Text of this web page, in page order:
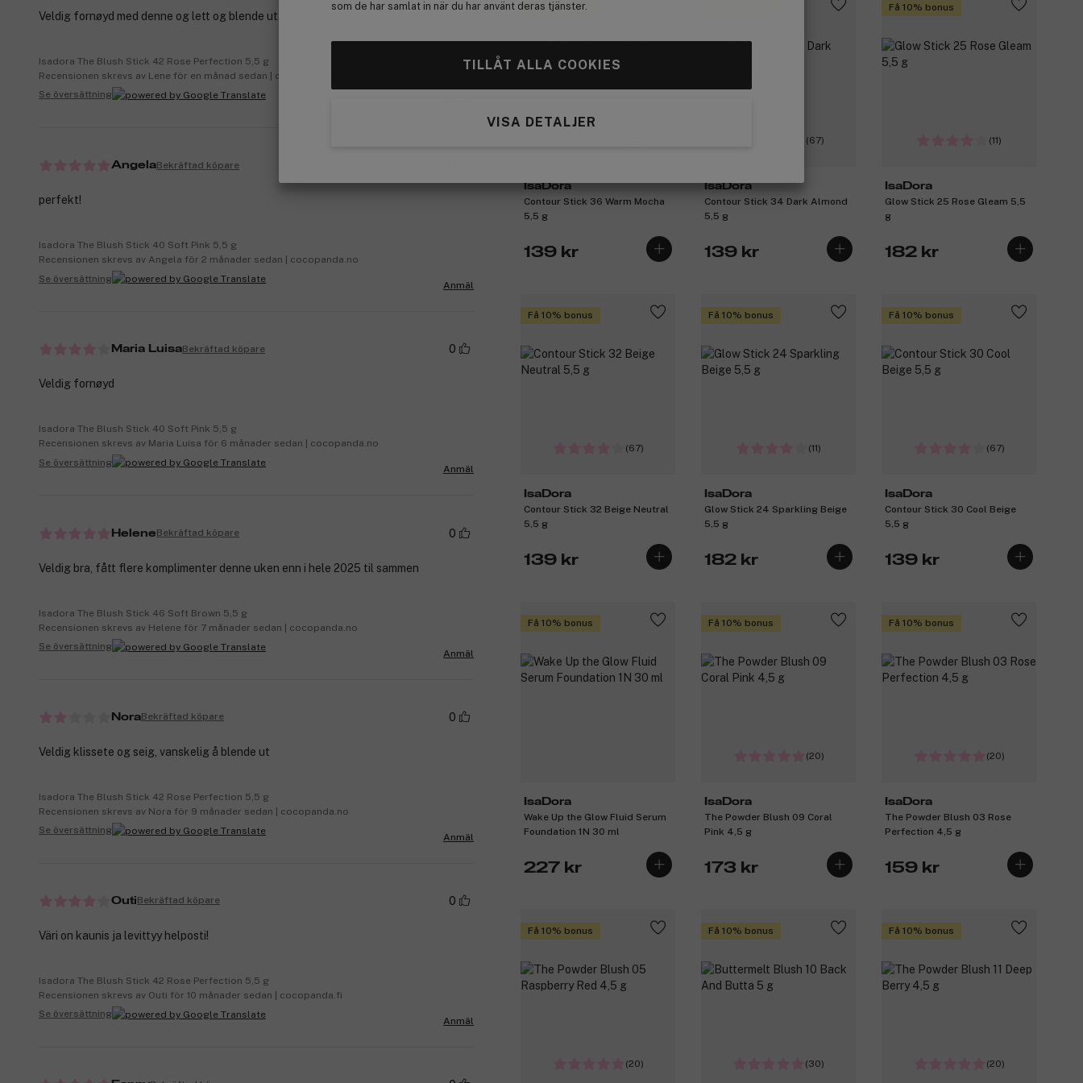
som de har samlat in när du har använt deras tjänster.
TILLÅT ALLA COOKIES
VISA DETALJER
Få 10% bonus
IsaDora
Contour Stick 36 Warm Mocha
5,5 g
139 kr
(67)
IsaDora
Contour Stick 34 Dark Almond
5,5 g
139 kr
Få 10% bonus
(11)
IsaDora
Glow Stick 25 Rose Gleam 5,5
g
182 kr
Få 10% bonus
(67)
IsaDora
Contour Stick 32 Beige Neutral
5,5 g
139 kr
Få 10% bonus
(11)
IsaDora
Glow Stick 24 Sparkling Beige
5,5 g
182 kr
Få 10% bonus
(67)
IsaDora
Contour Stick 30 Cool Beige
5,5 g
139 kr
Få 10% bonus
IsaDora
Wake Up the Glow Fluid Serum
Foundation 1N 30 ml
227 kr
Få 10% bonus
(20)
IsaDora
The Powder Blush 09 Coral
Pink 4,5 g
173 kr
Få 10% bonus
(20)
IsaDora
The Powder Blush 03 Rose
Perfection 4,5 g
159 kr
Få 10% bonus
(20)
Få 10% bonus
(30)
Få 10% bonus
(20)
Veldig fornøyd med denne og lett og blende ut.
Isadora The Blush Stick 42 Rose Perfection 5,5 g
Recensionen skrevs av Lene för en månad sedan | cocopanda.no
Se översättning
AngelaBekräftad köpare
perfekt!
Isadora The Blush Stick 40 Soft Pink 5,5 g
Recensionen skrevs av Angela för 2 månader sedan | cocopanda.no
Se översättning
Anmäl
Maria LuisaBekräftad köpare 0
Veldig fornøyd
Isadora The Blush Stick 40 Soft Pink 5,5 g
Recensionen skrevs av Maria Luisa för 6 månader sedan | cocopanda.no
Se översättning
Anmäl
HeleneBekräftad köpare 0
Veldig bra, fått flere komplimenter denne uken enn i hele 2025 til sammen
Isadora The Blush Stick 46 Soft Brown 5,5 g
Recensionen skrevs av Helene för 7 månader sedan | cocopanda.no
Se översättning
Anmäl
NoraBekräftad köpare 0
Veldig klissete og seig, vanskelig å blende ut
Isadora The Blush Stick 42 Rose Perfection 5,5 g
Recensionen skrevs av Nora för 9 månader sedan | cocopanda.no
Se översättning
Anmäl
OutiBekräftad köpare 0
Väri on kaunis ja levittyy helposti!
Isadora The Blush Stick 42 Rose Perfection 5,5 g
Recensionen skrevs av Outi för 10 månader sedan | cocopanda.fi
Se översättning
Anmäl